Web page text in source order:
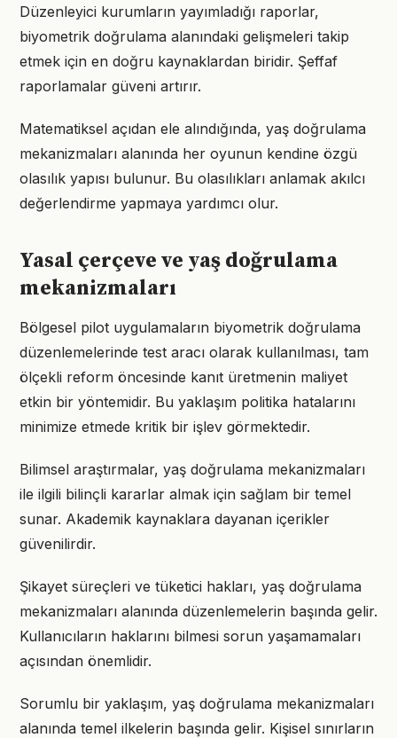
Düzenleyici kurumların yayımladığı raporlar,
biyometrik doğrulama alanındaki gelişmeleri takip
etmek için en doğru kaynaklardan biridir. Şeffaf
raporlamalar güveni artırır.
Matematiksel açıdan ele alındığında, yaş doğrulama
mekanizmaları alanında her oyunun kendine özgü
olasılık yapısı bulunur. Bu olasılıkları anlamak akılcı
değerlendirme yapmaya yardımcı olur.
Yasal çerçeve ve yaş doğrulama
mekanizmaları
Bölgesel pilot uygulamaların biyometrik doğrulama
düzenlemelerinde test aracı olarak kullanılması, tam
ölçekli reform öncesinde kanıt üretmenin maliyet
etkin bir yöntemidir. Bu yaklaşım politika hatalarını
minimize etmede kritik bir işlev görmektedir.
Bilimsel araştırmalar, yaş doğrulama mekanizmaları
ile ilgili bilinçli kararlar almak için sağlam bir temel
sunar. Akademik kaynaklara dayanan içerikler
güvenilirdir.
Şikayet süreçleri ve tüketici hakları, yaş doğrulama
mekanizmaları alanında düzenlemelerin başında gelir.
Kullanıcıların haklarını bilmesi sorun yaşamamaları
açısından önemlidir.
Sorumlu bir yaklaşım, yaş doğrulama mekanizmaları
alanında temel ilkelerin başında gelir. Kişisel sınırların